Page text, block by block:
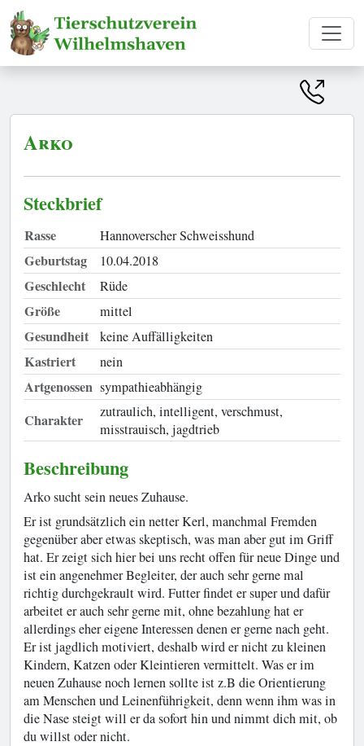
Arko
Steckbrief
Rasse Hannoverscher Schweisshund
Geburtstag 10.04.2018
Geschlecht Rüde
Größe mittel
Gesundheit keine Auffälligkeiten
Kastriert nein
Artgenossen sympathieabhängig
Charakter
zutraulich, intelligent, verschmust,
misstrauisch, jagdtrieb
Beschreibung
Arko sucht sein neues Zuhause.
Er ist grundsätzlich ein netter Kerl, manchmal Fremden
gegenüber aber etwas skeptisch, was man aber gut im Griff
hat. Er zeigt sich hier bei uns recht offen für neue Dinge und
ist ein angenehmer Begleiter, der auch sehr gerne mal
richtig durchgekrault wird. Futter findet er super und dafür
arbeitet er auch sehr gerne mit, ohne bezahlung hat er
allerdings eher eigene Interessen denen er gerne nach geht.
Er ist jagdlich motiviert, deshalb wird er nicht zu kleinen
Kindern, Katzen oder Kleintieren vermittelt. Was er im
neuen Zuhause noch lernen sollte ist z.B die Orientierung
am Menschen und Leinenführigkeit, denn wenn ihm was in
die Nase steigt will er da sofort hin und nimmt dich mit, ob
du willst oder nicht.